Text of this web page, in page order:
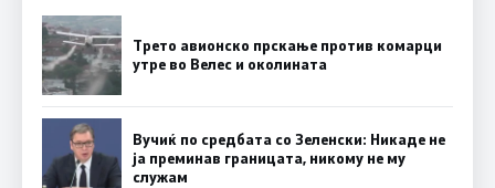
Трето авионско прскање против комарци
утре во Велес и околината
Вучиќ по средбата со Зеленски: Никаде не
ја преминав границата, никому не му
служам